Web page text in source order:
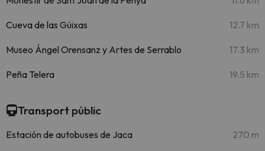
Cueva de las Güixas 12.7 km
Museo Ángel Orensanz y Artes de Serrablo 17.3 km
Peña Telera 19.5 km
Transport públic
Estación de autobuses de Jaca 270 m